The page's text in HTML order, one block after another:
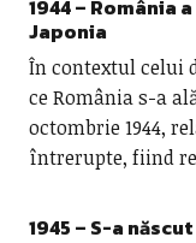
1944 –
Japonia
În contextul celui
ce România s-a
octombrie 1944,
întrerupte, fiind
1945 – S-a născut